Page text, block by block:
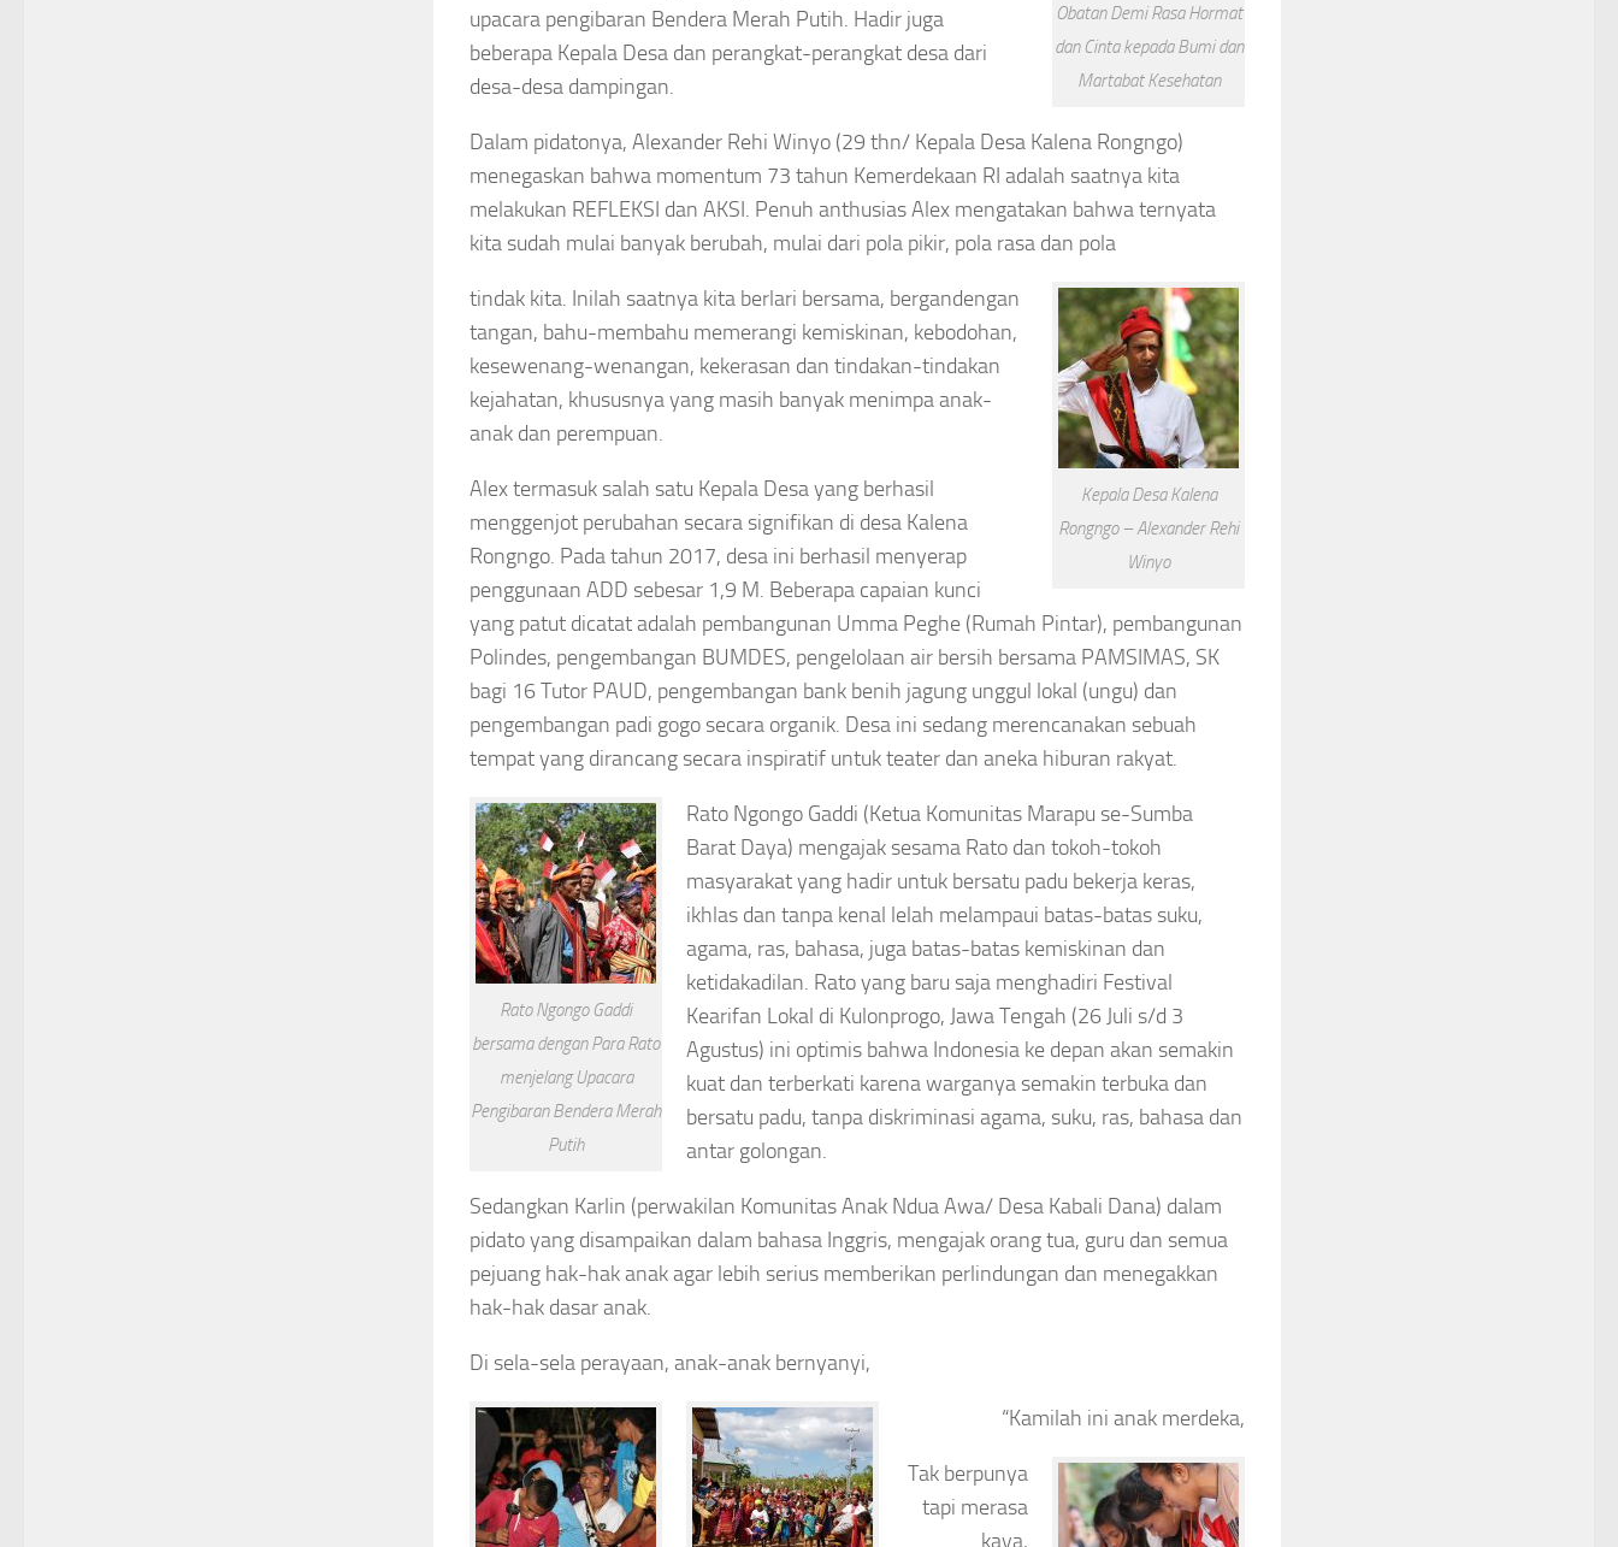
Obatan Demi Rasa Hormat
dan Cinta kepada Bumi dan
Martabat Kesehatan
upacara pengibaran Bendera Merah Putih. Hadir juga
beberapa Kepala Desa dan perangkat-perangkat desa dari
desa-desa dampingan.
Dalam pidatonya, Alexander Rehi Winyo (29 thn/ Kepala Desa Kalena Rongngo)
menegaskan bahwa momentum 73 tahun Kemerdekaan RI adalah saatnya kita
melakukan REFLEKSI dan AKSI. Penuh anthusias Alex mengatakan bahwa ternyata
kita sudah mulai banyak berubah, mulai dari pola pikir, pola rasa dan pola
Kepala Desa Kalena
Rongngo – Alexander Rehi
Winyo
tindak kita. Inilah saatnya kita berlari bersama, bergandengan
tangan, bahu-membahu memerangi kemiskinan, kebodohan,
kesewenang-wenangan, kekerasan dan tindakan-tindakan
kejahatan, khususnya yang masih banyak menimpa anak-
anak dan perempuan.
Alex termasuk salah satu Kepala Desa yang berhasil
menggenjot perubahan secara signifikan di desa Kalena
Rongngo. Pada tahun 2017, desa ini berhasil menyerap
penggunaan ADD sebesar 1,9 M. Beberapa capaian kunci
yang patut dicatat adalah pembangunan Umma Peghe (Rumah Pintar), pembangunan
Polindes, pengembangan BUMDES, pengelolaan air bersih bersama PAMSIMAS, SK
bagi 16 Tutor PAUD, pengembangan bank benih jagung unggul lokal (ungu) dan
pengembangan padi gogo secara organik. Desa ini sedang merencanakan sebuah
tempat yang dirancang secara inspiratif untuk teater dan aneka hiburan rakyat.
Rato Ngongo Gaddi
bersama dengan Para Rato
menjelang Upacara
Pengibaran Bendera Merah
Putih
Rato Ngongo Gaddi (Ketua Komunitas Marapu se-Sumba
Barat Daya) mengajak sesama Rato dan tokoh-tokoh
masyarakat yang hadir untuk bersatu padu bekerja keras,
ikhlas dan tanpa kenal lelah melampaui batas-batas suku,
agama, ras, bahasa, juga batas-batas kemiskinan dan
ketidakadilan. Rato yang baru saja menghadiri Festival
Kearifan Lokal di Kulonprogo, Jawa Tengah (26 Juli s/d 3
Agustus) ini optimis bahwa Indonesia ke depan akan semakin
kuat dan terberkati karena warganya semakin terbuka dan
bersatu padu, tanpa diskriminasi agama, suku, ras, bahasa dan
antar golongan.
Sedangkan Karlin (perwakilan Komunitas Anak Ndua Awa/ Desa Kabali Dana) dalam
pidato yang disampaikan dalam bahasa Inggris, mengajak orang tua, guru dan semua
pejuang hak-hak anak agar lebih serius memberikan perlindungan dan menegakkan
hak-hak dasar anak.
Di sela-sela perayaan, anak-anak bernyanyi,
“Kamilah ini anak merdeka,
Tak berpunya
tapi merasa
kaya,